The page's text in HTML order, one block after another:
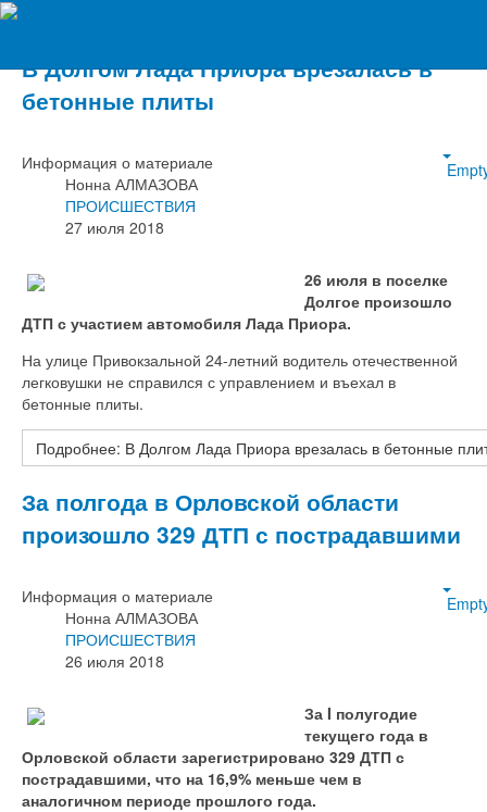
В Долгом Лада Приора врезалась в
бетонные плиты
Информация о материале
Нонна АЛМАЗОВА
ПРОИСШЕСТВИЯ
27 июля 2018
26 июля в поселке
Долгое произошло
ДТП с участием автомобиля Лада Приора.
На улице Привокзальной 24-летний водитель отечественной
легковушки не справился с управлением и въехал в
бетонные плиты.
Подробнее: В Долгом Лада Приора врезалась в бетонные
За полгода в Орловской области
произошло 329 ДТП с пострадавшими
Информация о материале
Нонна АЛМАЗОВА
ПРОИСШЕСТВИЯ
26 июля 2018
За I полугодие
текущего года в
Орловской области зарегистрировано 329 ДТП с
пострадавшими, что на 16,9% меньше чем в
аналогичном периоде прошлого года.